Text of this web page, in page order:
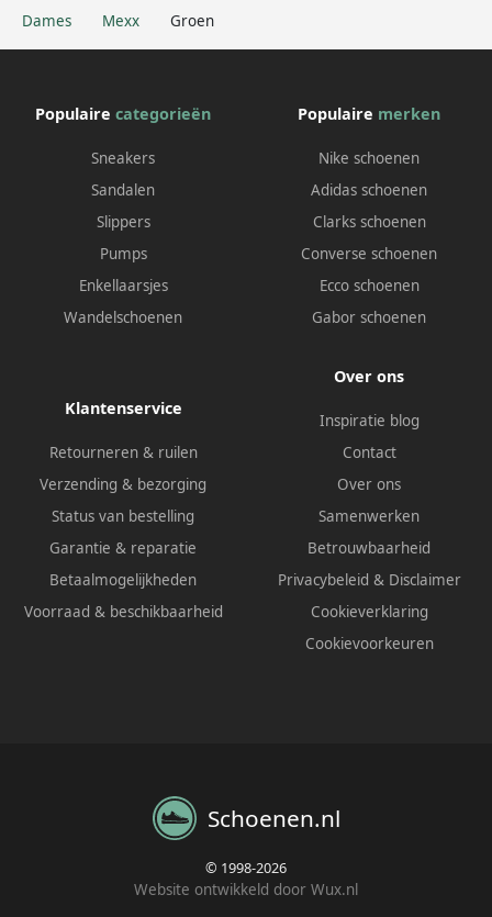
Dames Mexx Groen
Populaire categorieën
Sneakers
Sandalen
Slippers
Pumps
Enkellaarsjes
Wandelschoenen
Populaire merken
Nike schoenen
Adidas schoenen
Clarks schoenen
Converse schoenen
Ecco schoenen
Gabor schoenen
Klantenservice
Retourneren & ruilen
Verzending & bezorging
Status van bestelling
Garantie & reparatie
Betaalmogelijkheden
Voorraad & beschikbaarheid
Over ons
Inspiratie blog
Contact
Over ons
Samenwerken
Betrouwbaarheid
Privacybeleid & Disclaimer
Cookieverklaring
Cookievoorkeuren
Schoenen.nl
© 1998-2026
Website ontwikkeld door Wux.nl